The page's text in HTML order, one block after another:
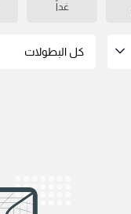
غداً
كل البطولات